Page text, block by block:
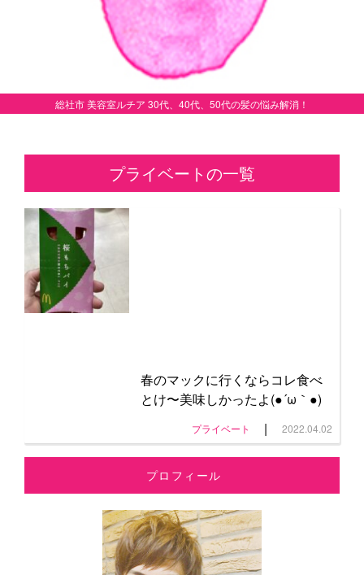
総社市 美容室ルチア 30代、40代、50代の髪の悩み解消！
プライベートの一覧
春のマックに行くならコレ食べ
とけ〜美味しかったよ(●´ω｀●)
プライベート | 2022.04.02
プロフィール